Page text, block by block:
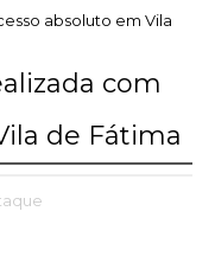
absoluto em Vila
com
de Fátima